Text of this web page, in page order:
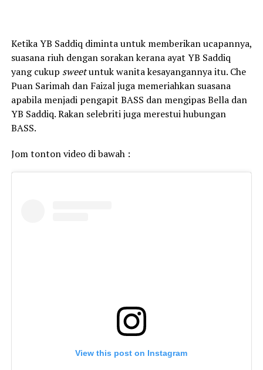
Ketika YB Saddiq diminta untuk memberikan ucapannya,
suasana riuh dengan sorakan kerana ayat YB Saddiq
yang cukup sweetuntuk wanita kesayangannya itu. Che
Puan Sarimah dan Faizal juga memeriahkan suasana
apabila menjadi pengapit BASS dan mengipas Bella dan
YB Saddiq. Rakan selebriti juga merestui hubungan
BASS.
Jom tonton video di bawah :
View this post on Instagram